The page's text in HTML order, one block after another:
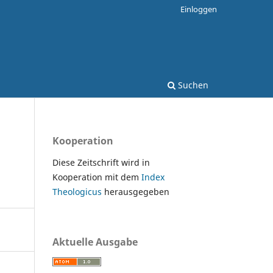
Suchen
Einloggen
Kooperation
Diese Zeitschrift wird in
Kooperation mit dem Index
Theologicus herausgegeben
Aktuelle Ausgabe